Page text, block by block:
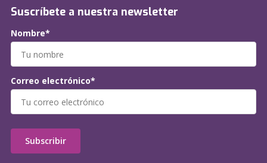
Suscríbete a nuestra newsletter
Nombre*
Correo electrónico*
Subscribir